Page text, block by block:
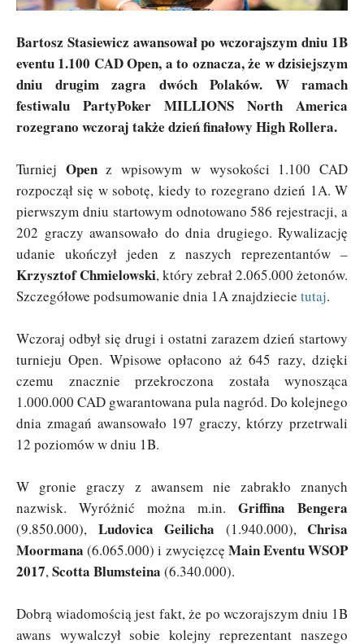
Bartosz Stasiewicz awansował po wczorajszym dniu 1B
eventu 1.100 CAD Open, a to oznacza, że w dzisiejszym
dniu drugim zagra dwóch Polaków. W ramach
festiwalu PartyPoker MILLIONS North America
rozegrano wczoraj także dzień finałowy High Rollera.
Turniej Openz wpisowym w wysokości 1.100 CAD
rozpoczął się w sobotę, kiedy to rozegrano dzień 1A. W
pierwszym dniu startowym odnotowano 586 rejestracji, a
202 graczy awansowało do dnia drugiego. Rywalizację
udanie ukończył jeden z naszych reprezentantów –
Krzysztof Chmielowski, który zebrał 2.065.000 żetonów.
Szczegółowe podsumowanie dnia 1A znajdziecie tutaj.
Wczoraj odbył się drugi i ostatni zarazem dzień startowy
turnieju Open. Wpisowe opłacono aż 645 razy, dzięki
czemu znacznie przekroczona została wynosząca
1.000.000 CAD gwarantowana pula nagród. Do kolejnego
dnia zmagań awansowało 197 graczy, którzy przetrwali
12 poziomów w dniu 1B.
W gronie graczy z awansem nie zabrakło znanych
nazwisk. Wyróżnić można m.in. Griffina Bengera
(9.850.000), Ludovica Geilicha (1.940.000), Chrisa
Moormana (6.065.000) i zwycięzcę Main Eventu WSOP
2017,Scotta Blumsteina (6.340.000).
Dobrą wiadomością jest fakt, że po wczorajszym dniu 1B
awans wywalczył sobie kolejny reprezentant naszego